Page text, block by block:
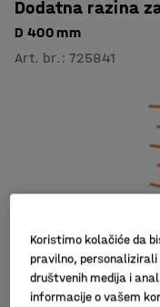
Dodatna razina
D 400 mm
Art. br. :725841
Koristimo kolačiće da
pravilno,
društvenih medija i
informacije o vašem